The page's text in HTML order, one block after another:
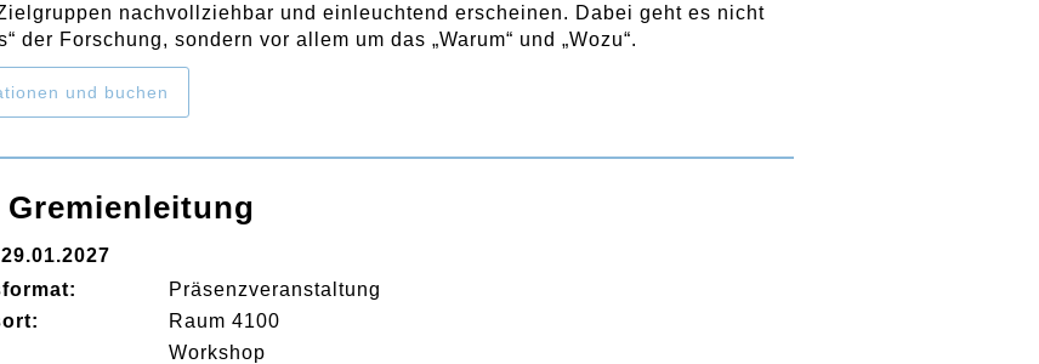
nachvollziehbar und einleuchtend erscheinen. Dabei geht es nicht
der Forschung, sondern vor allem um das „Warum“ und „Wozu“.
und buchen
29.01.2027
Präsenzveranstaltung
Raum 4100
Workshop